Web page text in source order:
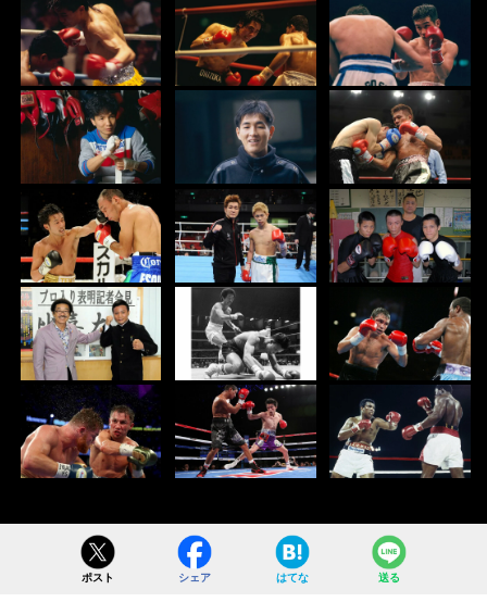
ポスト シェア はてな 送る